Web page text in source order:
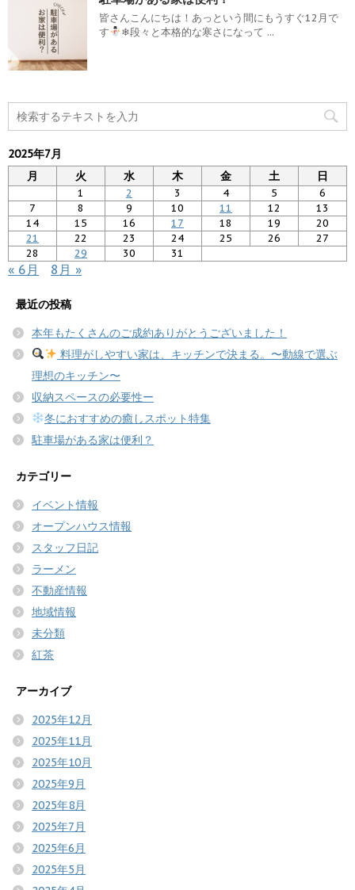
皆さんこんにちは！あっという間にもうすぐ12月で
す
❄段々と本格的な寒さになって ...
2025年7月
月
火 水 木 金 土 日
1 2 3 4 5
6
7
8 9 10 11 12
13
14
15 16 17 18 19
20
21
22 23 24 25 26
27
28
29 30 31
« 6月 8月 »
最近の投稿
本年もたくさんのご成約ありがとうございました！
料理がしやすい家は、キッチンで決まる。〜動線で選ぶ
理想のキッチン〜
収納スペースの必要性ー
冬におすすめの癒しスポット特集
駐車場がある家は便利？
カテゴリー
イベント情報
オープンハウス情報
スタッフ日記
ラーメン
不動産情報
地域情報
未分類
紅茶
アーカイブ
2025年12月
2025年11月
2025年10月
2025年9月
2025年8月
2025年7月
2025年6月
2025年5月